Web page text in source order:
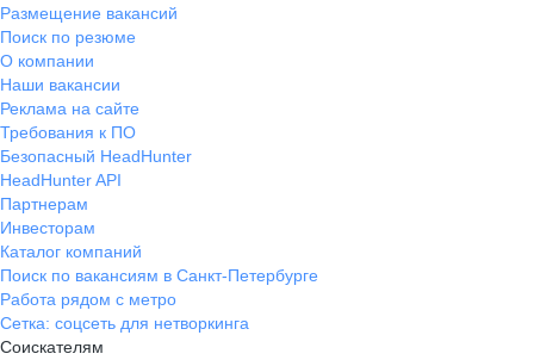
Размещение вакансий
Поиск по резюме
О компании
Наши вакансии
Реклама на сайте
Требования к ПО
Безопасный HeadHunter
HeadHunter API
Партнерам
Инвесторам
Каталог компаний
Поиск по вакансиям в Санкт-Петербурге
Работа рядом с метро
Сетка: соцсеть для нетворкинга
Соискателям